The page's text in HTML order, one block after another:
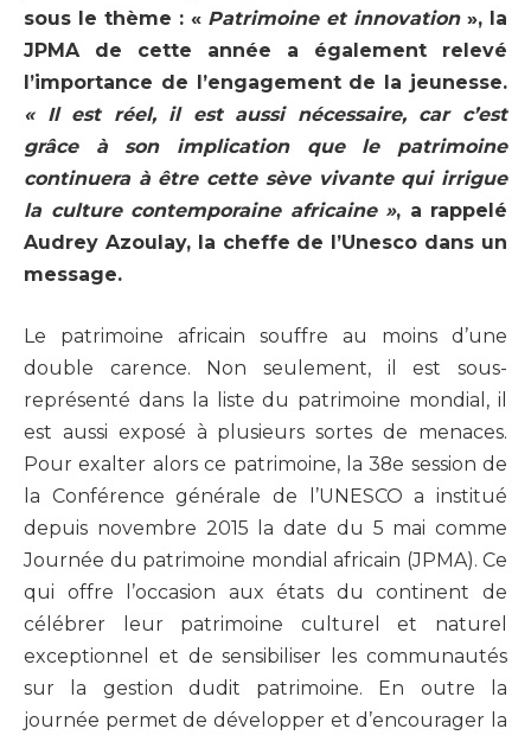
sous le thème : « Patrimoine et innovation», la
JPMA de cette année a également relevé
l’importance de l’engagement de la jeunesse.
« Il est réel, il est aussi nécessaire, car c’est
grâce à son implication que le patrimoine
continuera à être cette sève vivante qui irrigue
la culture contemporaine africaine », a rappelé
Audrey Azoulay, la cheffe de l’Unesco dans un
message.
Le patrimoine africain souffre au moins d’une
double carence. Non seulement, il est sous-
représenté dans la liste du patrimoine mondial, il
est aussi exposé à plusieurs sortes de menaces.
Pour exalter alors ce patrimoine, la 38e session de
la Conférence générale de l’UNESCO a institué
depuis novembre 2015 la date du 5 mai comme
Journée du patrimoine mondial africain (JPMA). Ce
qui offre l’occasion aux états du continent de
célébrer leur patrimoine culturel et naturel
exceptionnel et de sensibiliser les communautés
sur la gestion dudit patrimoine. En outre la
journée permet de développer et d’encourager la